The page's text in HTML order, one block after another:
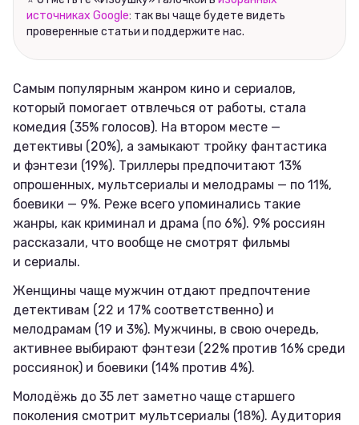
источниках Google: так вы чаще будете видеть
проверенные статьи и поддержите нас.
Самым популярным жанром кино и сериалов,
который помогает отвлечься от работы, стала
комедия (35% голосов). На втором месте —
детективы (20%), а замыкают тройку фантастика
и фэнтези (19%). Триллеры предпочитают 13%
опрошенных, мультсериалы и мелодрамы — по 11%,
боевики — 9%. Реже всего упоминались такие
жанры, как криминал и драма (по 6%). 9% россиян
рассказали, что вообще не смотрят фильмы
и сериалы.
Женщины чаще мужчин отдают предпочтение
детективам (22 и 17% соответственно) и
мелодрамам (19 и 3%). Мужчины, в свою очередь,
активнее выбирают фэнтези (22% против 16% среди
россиянок) и боевики (14% против 4%).
Молодёжь до 35 лет заметно чаще старшего
поколения смотрит мультсериалы (18%). Аудитория